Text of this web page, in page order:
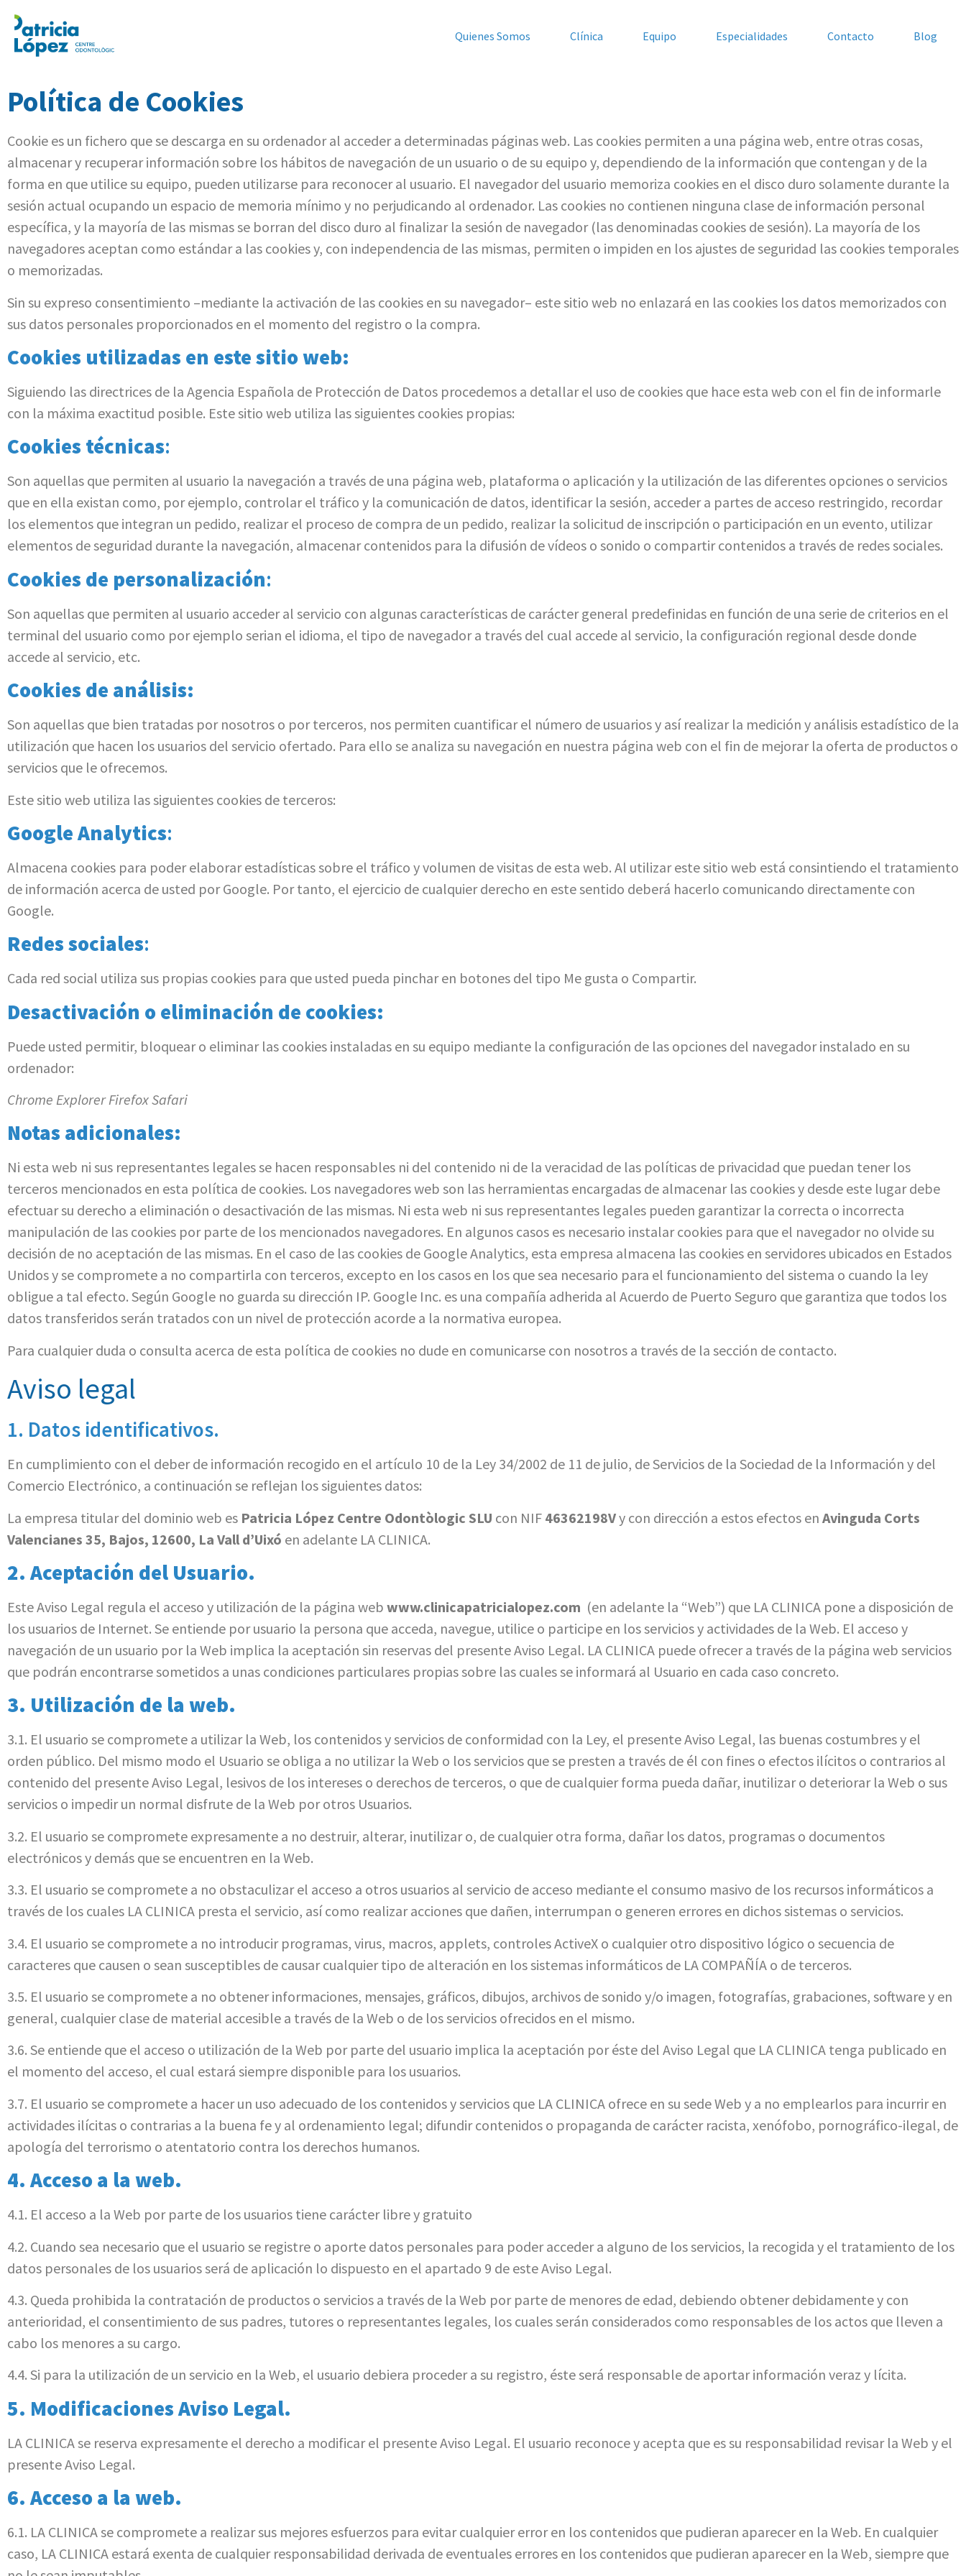
Quienes Somos Clínica Equipo Especialidades Contacto Blog
Política de Cookies
Cookie es un fichero que se descarga en su ordenador al acceder a determinadas páginas web. Las cookies permiten a una página web, entre otras cosas,
almacenar y recuperar información sobre los hábitos de navegación de un usuario o de su equipo y, dependiendo de la información que contengan y de la
forma en que utilice su equipo, pueden utilizarse para reconocer al usuario. El navegador del usuario memoriza cookies en el disco duro solamente durante la
sesión actual ocupando un espacio de memoria mínimo y no perjudicando al ordenador. Las cookies no contienen ninguna clase de información personal
específica, y la mayoría de las mismas se borran del disco duro al finalizar la sesión de navegador (las denominadas cookies de sesión). La mayoría de los
navegadores aceptan como estándar a las cookies y, con independencia de las mismas, permiten o impiden en los ajustes de seguridad las cookies temporales
o memorizadas.
Sin su expreso consentimiento –mediante la activación de las cookies en su navegador– este sitio web no enlazará en las cookies los datos memorizados con
sus datos personales proporcionados en el momento del registro o la compra.
Cookies utilizadas en este sitio web:
Siguiendo las directrices de la Agencia Española de Protección de Datos procedemos a detallar el uso de cookies que hace esta web con el fin de informarle
con la máxima exactitud posible. Este sitio web utiliza las siguientes cookies propias:
Cookies técnicas:
Son aquellas que permiten al usuario la navegación a través de una página web, plataforma o aplicación y la utilización de las diferentes opciones o servicios
que en ella existan como, por ejemplo, controlar el tráfico y la comunicación de datos, identificar la sesión, acceder a partes de acceso restringido, recordar
los elementos que integran un pedido, realizar el proceso de compra de un pedido, realizar la solicitud de inscripción o participación en un evento, utilizar
elementos de seguridad durante la navegación, almacenar contenidos para la difusión de vídeos o sonido o compartir contenidos a través de redes sociales.
Cookies de personalización:
Son aquellas que permiten al usuario acceder al servicio con algunas características de carácter general predefinidas en función de una serie de criterios en el
terminal del usuario como por ejemplo serian el idioma, el tipo de navegador a través del cual accede al servicio, la configuración regional desde donde
accede al servicio, etc.
Cookies de análisis:
Son aquellas que bien tratadas por nosotros o por terceros, nos permiten cuantificar el número de usuarios y así realizar la medición y análisis estadístico de la
utilización que hacen los usuarios del servicio ofertado. Para ello se analiza su navegación en nuestra página web con el fin de mejorar la oferta de productos o
servicios que le ofrecemos.
Este sitio web utiliza las siguientes cookies de terceros:
Google Analytics:
Almacena cookies para poder elaborar estadísticas sobre el tráfico y volumen de visitas de esta web. Al utilizar este sitio web está consintiendo el tratamiento
de información acerca de usted por Google. Por tanto, el ejercicio de cualquier derecho en este sentido deberá hacerlo comunicando directamente con
Google.
Redes sociales:
Cada red social utiliza sus propias cookies para que usted pueda pinchar en botones del tipo Me gusta o Compartir.
Desactivación o eliminación de cookies:
Puede usted permitir, bloquear o eliminar las cookies instaladas en su equipo mediante la configuración de las opciones del navegador instalado en su
ordenador:
Chrome Explorer Firefox Safari
Notas adicionales:
Ni esta web ni sus representantes legales se hacen responsables ni del contenido ni de la veracidad de las políticas de privacidad que puedan tener los
terceros mencionados en esta política de cookies. Los navegadores web son las herramientas encargadas de almacenar las cookies y desde este lugar debe
efectuar su derecho a eliminación o desactivación de las mismas. Ni esta web ni sus representantes legales pueden garantizar la correcta o incorrecta
manipulación de las cookies por parte de los mencionados navegadores. En algunos casos es necesario instalar cookies para que el navegador no olvide su
decisión de no aceptación de las mismas. En el caso de las cookies de Google Analytics, esta empresa almacena las cookies en servidores ubicados en Estados
Unidos y se compromete a no compartirla con terceros, excepto en los casos en los que sea necesario para el funcionamiento del sistema o cuando la ley
obligue a tal efecto. Según Google no guarda su dirección IP. Google Inc. es una compañía adherida al Acuerdo de Puerto Seguro que garantiza que todos los
datos transferidos serán tratados con un nivel de protección acorde a la normativa europea.
Para cualquier duda o consulta acerca de esta política de cookies no dude en comunicarse con nosotros a través de la sección de contacto.
Aviso legal
1. Datos identificativos.
En cumplimiento con el deber de información recogido en el artículo 10 de la Ley 34/2002 de 11 de julio, de Servicios de la Sociedad de la Información y del
Comercio Electrónico, a continuación se reflejan los siguientes datos:
La empresa titular del dominio web es Patricia López Centre Odontòlogic SLU con NIF 46362198Vy con dirección a estos efectos en Avinguda Corts
Valencianes 35, Bajos, 12600, La Vall d’Uixó en adelante LA CLINICA.
2. Aceptación del Usuario.
Este Aviso Legal regula el acceso y utilización de la página web www.clinicapatricialopez.com (en adelante la “Web”) que LA CLINICA pone a disposición de
los usuarios de Internet. Se entiende por usuario la persona que acceda, navegue, utilice o participe en los servicios y actividades de la Web. El acceso y
navegación de un usuario por la Web implica la aceptación sin reservas del presente Aviso Legal. LA CLINICA puede ofrecer a través de la página web servicios
que podrán encontrarse sometidos a unas condiciones particulares propias sobre las cuales se informará al Usuario en cada caso concreto.
3. Utilización de la web.
3.1. El usuario se compromete a utilizar la Web, los contenidos y servicios de conformidad con la Ley, el presente Aviso Legal, las buenas costumbres y el
orden público. Del mismo modo el Usuario se obliga a no utilizar la Web o los servicios que se presten a través de él con fines o efectos ilícitos o contrarios al
contenido del presente Aviso Legal, lesivos de los intereses o derechos de terceros, o que de cualquier forma pueda dañar, inutilizar o deteriorar la Web o sus
servicios o impedir un normal disfrute de la Web por otros Usuarios.
3.2. El usuario se compromete expresamente a no destruir, alterar, inutilizar o, de cualquier otra forma, dañar los datos, programas o documentos
electrónicos y demás que se encuentren en la Web.
3.3. El usuario se compromete a no obstaculizar el acceso a otros usuarios al servicio de acceso mediante el consumo masivo de los recursos informáticos a
través de los cuales LA CLINICA presta el servicio, así como realizar acciones que dañen, interrumpan o generen errores en dichos sistemas o servicios.
3.4. El usuario se compromete a no introducir programas, virus, macros, applets, controles ActiveX o cualquier otro dispositivo lógico o secuencia de
caracteres que causen o sean susceptibles de causar cualquier tipo de alteración en los sistemas informáticos de LA COMPAÑÍA o de terceros.
3.5. El usuario se compromete a no obtener informaciones, mensajes, gráficos, dibujos, archivos de sonido y/o imagen, fotografías, grabaciones, software y en
general, cualquier clase de material accesible a través de la Web o de los servicios ofrecidos en el mismo.
3.6. Se entiende que el acceso o utilización de la Web por parte del usuario implica la aceptación por éste del Aviso Legal que LA CLINICA tenga publicado en
el momento del acceso, el cual estará siempre disponible para los usuarios.
3.7. El usuario se compromete a hacer un uso adecuado de los contenidos y servicios que LA CLINICA ofrece en su sede Web y a no emplearlos para incurrir en
actividades ilícitas o contrarias a la buena fe y al ordenamiento legal; difundir contenidos o propaganda de carácter racista, xenófobo, pornográfico-ilegal, de
apología del terrorismo o atentatorio contra los derechos humanos.
4. Acceso a la web.
4.1. El acceso a la Web por parte de los usuarios tiene carácter libre y gratuito
4.2. Cuando sea necesario que el usuario se registre o aporte datos personales para poder acceder a alguno de los servicios, la recogida y el tratamiento de los
datos personales de los usuarios será de aplicación lo dispuesto en el apartado 9 de este Aviso Legal.
4.3. Queda prohibida la contratación de productos o servicios a través de la Web por parte de menores de edad, debiendo obtener debidamente y con
anterioridad, el consentimiento de sus padres, tutores o representantes legales, los cuales serán considerados como responsables de los actos que lleven a
cabo los menores a su cargo.
4.4. Si para la utilización de un servicio en la Web, el usuario debiera proceder a su registro, éste será responsable de aportar información veraz y lícita.
5. Modificaciones Aviso Legal.
LA CLINICA se reserva expresamente el derecho a modificar el presente Aviso Legal. El usuario reconoce y acepta que es su responsabilidad revisar la Web y el
presente Aviso Legal.
6. Acceso a la web.
6.1. LA CLINICA se compromete a realizar sus mejores esfuerzos para evitar cualquier error en los contenidos que pudieran aparecer en la Web. En cualquier
caso, LA CLINICA estará exenta de cualquier responsabilidad derivada de eventuales errores en los contenidos que pudieran aparecer en la Web, siempre que